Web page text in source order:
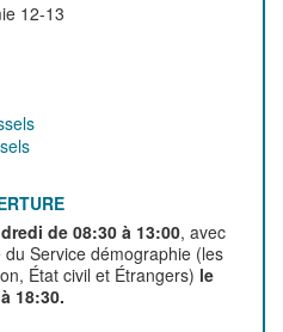
12-13
de 08:30 à 13:00, avec
Service démographie (les
État civil et Étrangers) le
18:30.